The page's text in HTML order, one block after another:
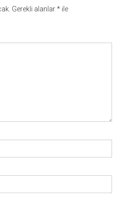
Gerekli alanlar* ile